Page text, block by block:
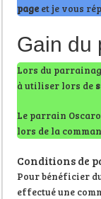
page et je vous
Gain du
Lors du
à utiliser lors de
Le parrain
lors de la
Conditions de
Pour bénéficier
effectué une